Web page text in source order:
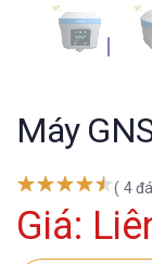
Máy
( 4
Giá: